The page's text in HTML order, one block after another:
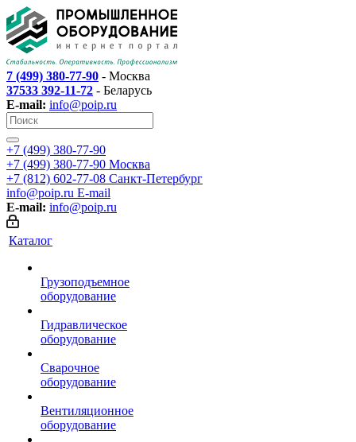
7 (499) 380-77-90 - Москва
37533 392-11-72 - Беларусь
E-mail: info@poip.ru
+7 (499) 380-77-90
+7 (499) 380-77-90 Москва
+7 (812) 602-77-08 Санкт-Петербург
info@poip.ru E-mail
E-mail: info@poip.ru
Каталог
Грузоподъемное
оборудование
Гидравлическое
оборудование
Сварочное
оборудование
Вентиляционное
оборудование